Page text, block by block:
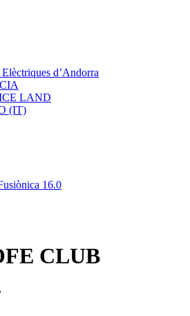
d’Andorra
LAND
(IT)
16.0
CLUB